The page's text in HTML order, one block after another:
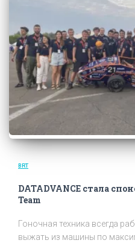
BRT
DATADVANCE стала
Team
Гоночная техника всегда
выжать из машины по